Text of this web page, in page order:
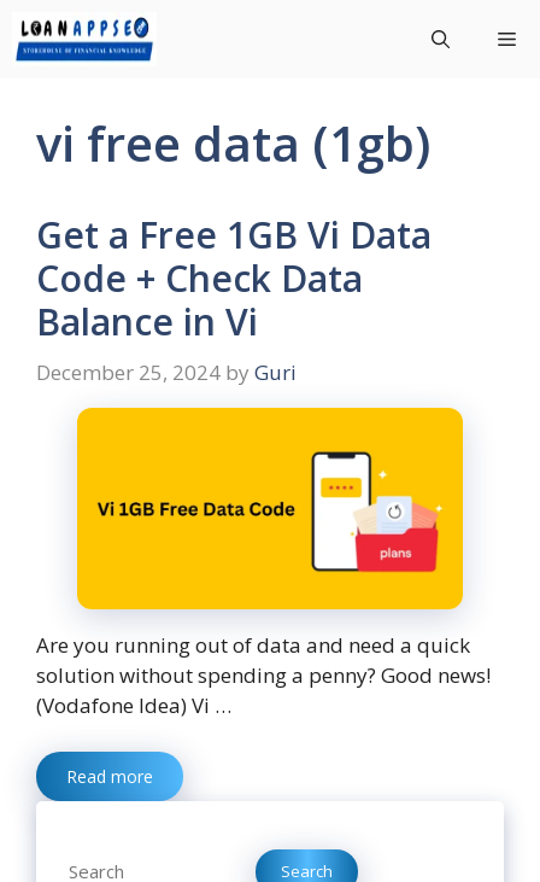
Skip
to
vi free data (1gb)
Get a Free 1GB Vi Data
Code + Check Data
Balance in Vi
December 25, 2024 by Guri
Are you running out of data and need a quick
solution without spending a penny? Good news!
(Vodafone Idea) Vi …
Read more
Search Search